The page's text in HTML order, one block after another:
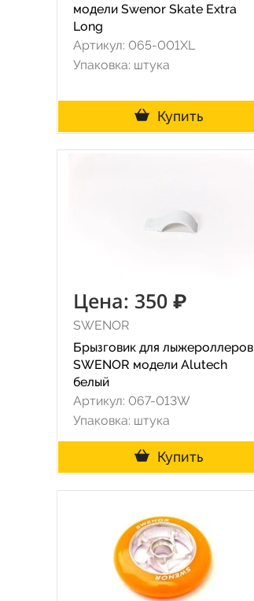
модели Swenor Skate Extra
Long
Артикул: 065-001XL
Упаковка: штука
Купить
Цена: 350 ₽
SWENOR
Брызговик для лыжероллеров
SWENOR модели Alutech
белый
Артикул: 067-013W
Упаковка: штука
Купить